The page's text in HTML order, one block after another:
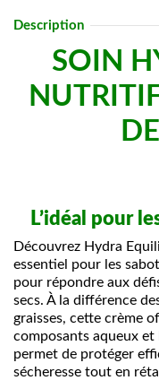
Description
SOIN
L’idéal pour
Découvrez Hydra
essentiel pour les
pour répondre aux
secs. À la différence
graisses, cette crème
composants aqueux
permet de protéger
sécheresse tout en